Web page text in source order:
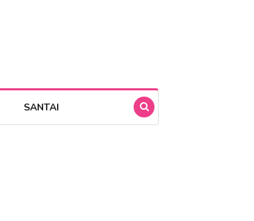
SANTAI